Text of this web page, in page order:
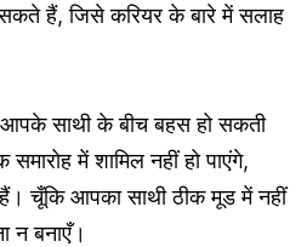
हैं, जिसे करियर के बारे में सलाह
साथी के बीच बहस हो सकती
में शामिल नहीं हो पाएंगे,
चूँकि आपका साथी ठीक मूड में नहीं
न बनाएँ।